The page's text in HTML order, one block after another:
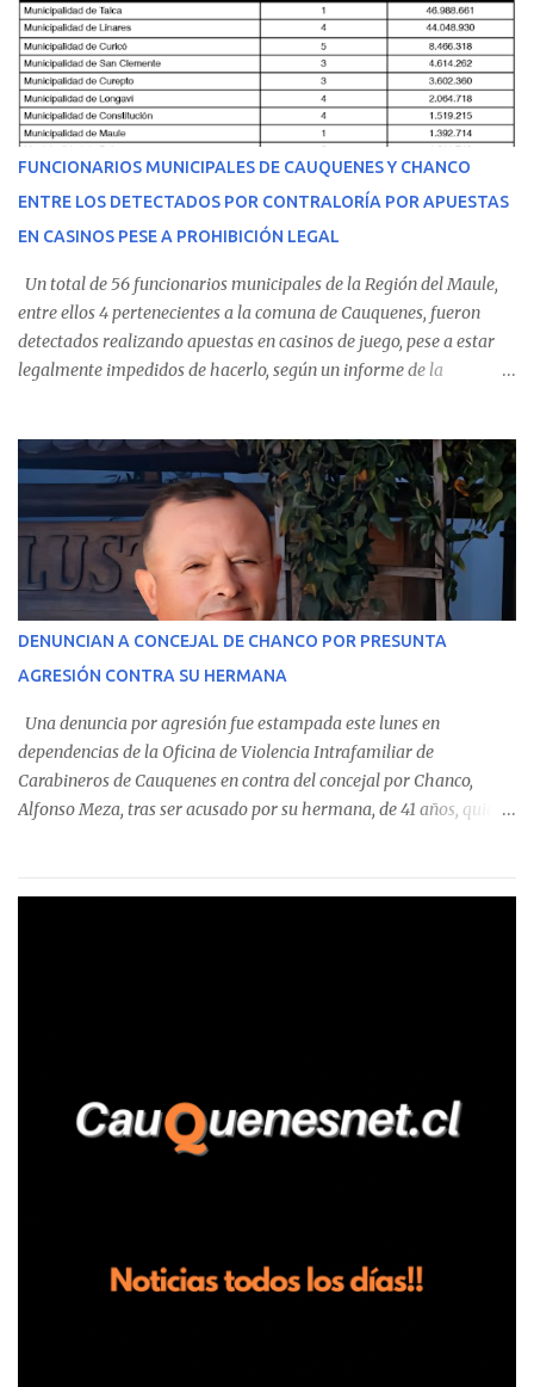
equipo médico determinó su traslado de urgencia al Hospital
Regional de Talca y dado la urgencia la ambulancia partió hacia
Talca con escolta de Carabineros. En medio del traslado, el
estudiante de medicina de 25 años, se agravó y pese a los esfuerzos
del personal de emergencia terminó falleciendo, sin alcanzar a
recibir atención especializada en el centro de destino. Apenas se
conoció la gravedad de su condición, sus padres —residentes en
Villarrica— se trasladaron a Cauquenes con la esperanza de una
evolución favorable. No obstante, alrededo...
FUNCIONARIOS MUNICIPALES DE CAUQUENES Y CHANCO
ENTRE LOS DETECTADOS POR CONTRALORÍA POR APUESTAS
EN CASINOS PESE A PROHIBICIÓN LEGAL
Un total de 56 funcionarios municipales de la Región del Maule,
entre ellos 4 pertenecientes a la comuna de Cauquenes, fueron
detectados realizando apuestas en casinos de juego, pese a estar
legalmente impedidos de hacerlo, según un informe de la
estableció que estos funcionarios —quienes administran o
custodian fondos públicos— efectuaron transacciones por un
monto total de $116.075.918 entre enero de 2024 y junio de 2025.
En el detalle regional, se indica que en la comuna de Cauquenes se
identificó a cuatro funcionarios involucrados en este tipo de
operaciones. Asimismo, se precisa que uno de los casos
corresponde a un funcionario de la Municipalidad de Chanco,
detectaron incumplimientos a la normativa vigente. El informe
precisa que la mayor cantidad de dinero apostado se registró en
Talca, donde...
DENUNCIAN A CONCEJAL DE CHANCO POR PRESUNTA
AGRESIÓN CONTRA SU HERMANA
Una denuncia por agresión fue estampada este lunes en
dependencias de la Oficina de Violencia Intrafamiliar de
Carabineros de Cauquenes en contra del concejal por Chanco,
Alfonso Meza, tras ser acusado por su hermana, de 41 años, quien
relató que los hechos ocurrieron cerca de las 11:30 horas en el
trabajadores, el edil descendió del vehículo y, en medio de la
confrontación, la habría tomado de los hombros, empujado al
suelo y agredido con golpes de pies y manos, mientr...